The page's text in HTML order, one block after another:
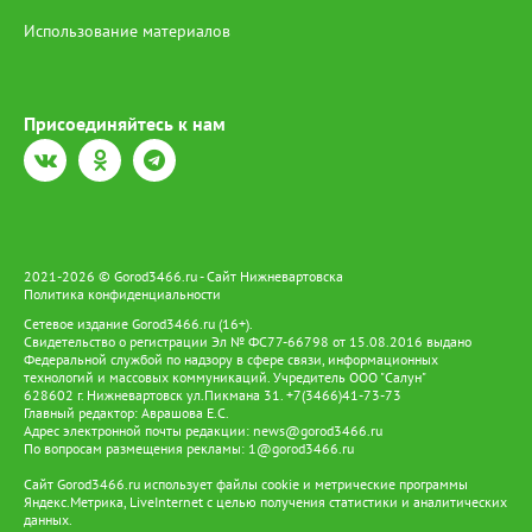
Использование материалов
Присоединяйтесь к нам
2021-2026 © Gorod3466.ru - Сайт Нижневартовска
Политика конфиденциальности
Сетевое издание Gorod3466.ru (16+).
Свидетельство о регистрации Эл № ФС77-66798 от 15.08.2016 выдано
Федеральной службой по надзору в сфере связи, информационных
технологий и массовых коммуникаций. Учредитель ООО "Салун"
628602 г. Нижневартовск ул.Пикмана 31. +7(3466)41-73-73
Главный редактор: Аврашова Е.С.
Адрес электронной почты редакции: news@gorod3466.ru
По вопросам размещения рекламы: 1@gorod3466.ru
Сайт Gorod3466.ru использует файлы cookie и метрические программы
Яндекс.Метрика, LiveInternet с целью получения статистики и аналитических
данных.